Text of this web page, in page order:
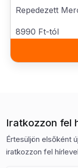
Repedezett
8990 Ft-tól
Iratkozzon fel
Értesüljön elsőként
iratkozzon fel